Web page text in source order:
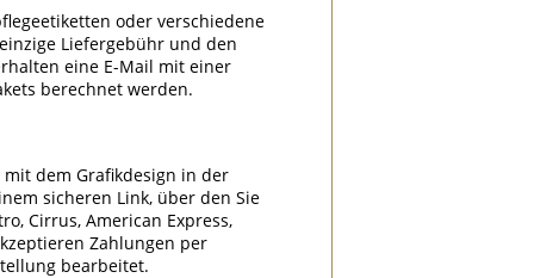
oder verschiedene
Liefergebühr und den
eine E-Mail mit einer
berechnet werden.
mit dem Grafikdesign in der
sicheren Link, über den Sie
Cirrus, American Express,
Zahlungen per
bearbeitet.